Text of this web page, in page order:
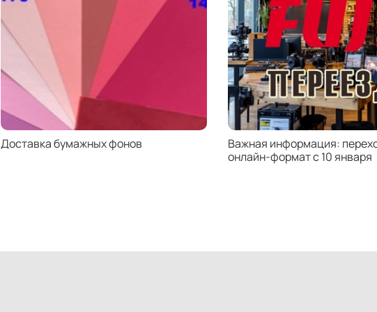
Этот
Доставка бумажных фонов
Важная информация:
онлайн-формат с 10 января